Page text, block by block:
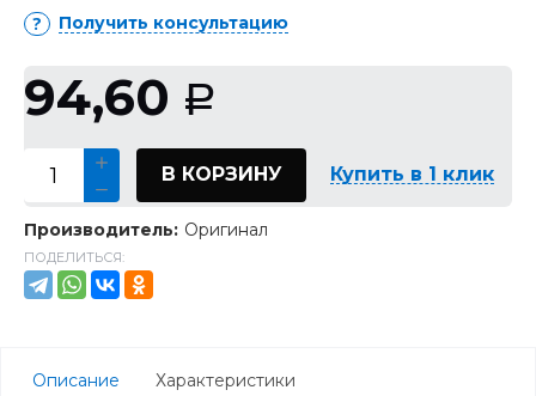
Получить консультацию
94,60 Р
В КОРЗИНУ Купить в 1 клик
Производитель: Оригинал
ПОДЕЛИТЬСЯ:
Описание Характеристики